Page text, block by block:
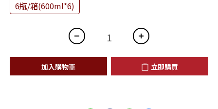
6瓶/箱(600ml*6)
加入購物車 立即購買